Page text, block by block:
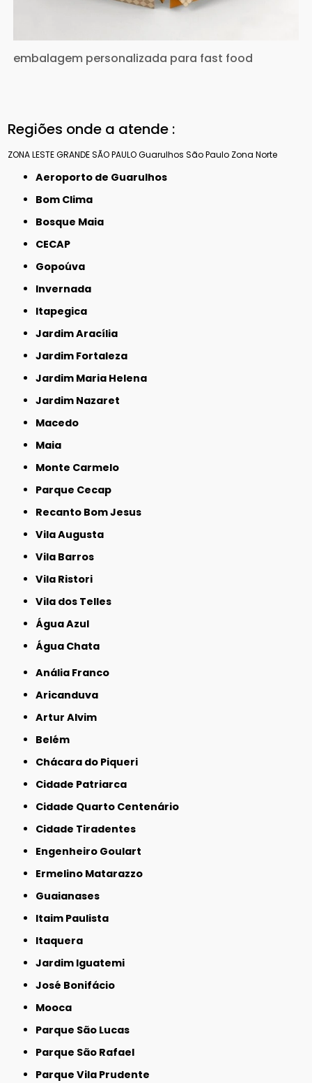
embalagem personalizada para fast food
Regiões onde a atende :
ZONA LESTEGRANDE SÃO PAULOGuarulhos São Paulo Zona Norte
Aeroporto de Guarulhos
Bom Clima
Bosque Maia
CECAP
Gopoúva
Invernada
Itapegica
Jardim Aracília
Jardim Fortaleza
Jardim Maria Helena
Jardim Nazaret
Macedo
Maia
Monte Carmelo
Parque Cecap
Recanto Bom Jesus
Vila Augusta
Vila Barros
Vila Ristori
Vila dos Telles
Água Azul
Água Chata
Anália Franco
Aricanduva
Artur Alvim
Belém
Chácara do Piqueri
Cidade Patriarca
Cidade Quarto Centenário
Cidade Tiradentes
Engenheiro Goulart
Ermelino Matarazzo
Guaianases
Itaim Paulista
Itaquera
Jardim Iguatemi
José Bonifácio
Mooca
Parque São Lucas
Parque São Rafael
Parque Vila Prudente